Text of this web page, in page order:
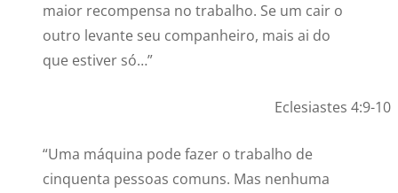
maior recompensa no trabalho. Se um cair o
outro levante seu companheiro, mais ai do
que estiver só…”
Eclesiastes 4:9-10
“Uma máquina pode fazer o trabalho de
cinquenta pessoas comuns. Mas nenhuma